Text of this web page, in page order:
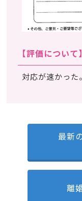
【評価について】
対応が速かった。
最新
離